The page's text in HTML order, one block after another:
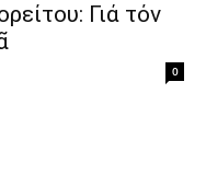
Γιά τόν
0